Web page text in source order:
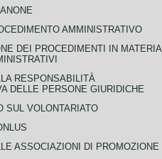
AMMINISTRATIVO
DEI PROCEDIMENTI IN MATERIA
RESPONSABILITÀ
DELLE PERSONE GIURIDICHE
SUL VOLONTARIATO
ASSOCIAZIONI DI PROMOZIONE